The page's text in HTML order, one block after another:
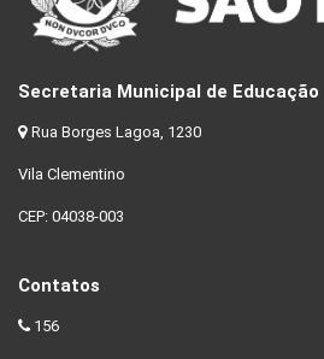
Secretaria Municipal de Educação
Rua Borges Lagoa, 1230
Vila Clementino
CEP: 04038-003
Contatos
156